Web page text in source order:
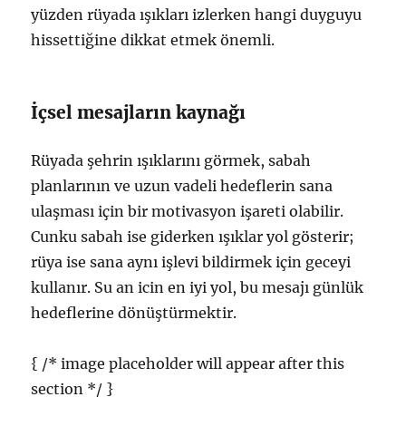
yüzden rüyada ışıkları izlerken hangi duyguyu
hissettiğine dikkat etmek önemli.
İçsel mesajların kaynağı
Rüyada şehrin ışıklarını görmek, sabah
planlarının ve uzun vadeli hedeflerin sana
ulaşması için bir motivasyon işareti olabilir.
Cunku sabah ise giderken ışıklar yol gösterir;
rüya ise sana aynı işlevi bildirmek için geceyi
kullanır. Su an icin en iyi yol, bu mesajı günlük
hedeflerine dönüştürmektir.
{ /* image placeholder will appear after this
section */ }